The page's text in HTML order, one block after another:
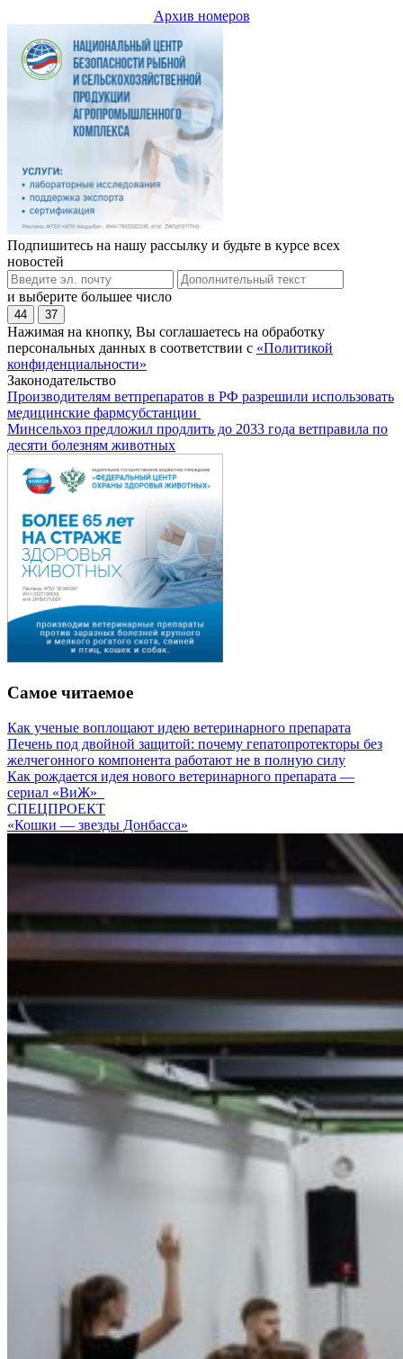
Архив номеров
Подпишитесь на нашу рассылку и будьте в курсе всех
новостей
и выберите большее число
44 37
Нажимая на кнопку, Вы соглашаетесь на обработку
персональных данных в соответствии с «Политикой
конфиденциальности»
Законодательство
Производителям ветпрепаратов в РФ разрешили использовать
медицинские фармсубстанции
Минсельхоз предложил продлить до 2033 года ветправила по
десяти болезням животных
Самое читаемое
Как ученые воплощают идею ветеринарного препарата
Печень под двойной защитой: почему гепатопротекторы без
желчегонного компонента работают не в полную силу
Как рождается идея нового ветеринарного препарата —
сериал «ВиЖ»
СПЕЦПРОЕКТ
«Кошки — звезды Донбасса»